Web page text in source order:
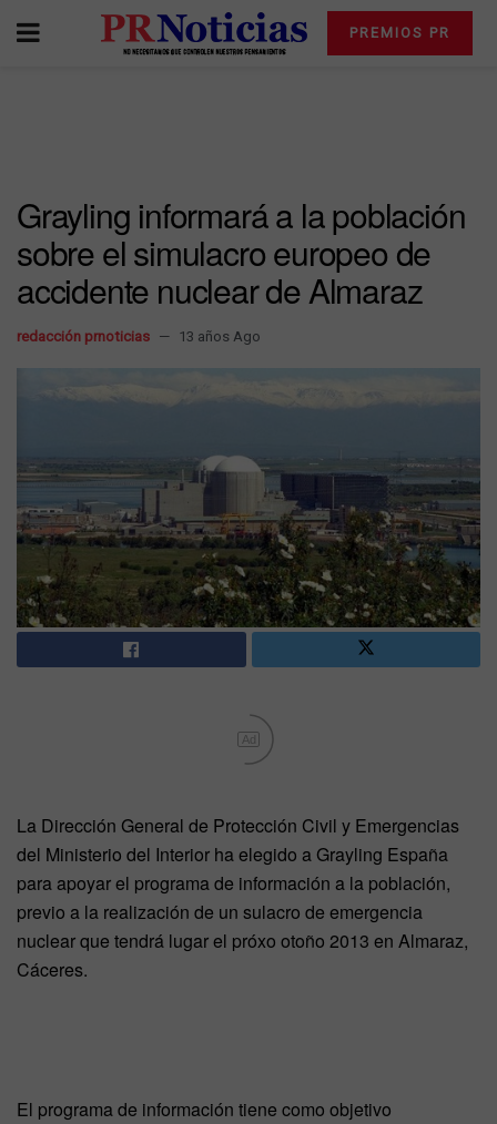
PREMIOS PR
Grayling informará a la población
sobre el simulacro europeo de
accidente nuclear de Almaraz
redacción prnoticias 13 años Ago
Ad
La Dirección General de Protección Civil y Emergencias
del Ministerio del Interior ha elegido a Grayling España
para apoyar el programa de información a la población,
previo a la realización de un sulacro de emergencia
nuclear que tendrá lugar el próxo otoño 2013 en Almaraz,
Cáceres.
El programa de información tiene como objetivo